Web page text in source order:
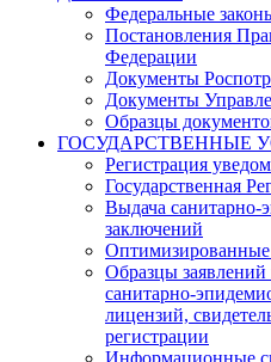
Федеральные
Постановления
Федерации
Документы
Документы
Образцы
ГОСУДАРСТВЕННЫЕ
Регистрация
Государственная
Выдача санитарно-
заключений
Оптимизированные
Образцы
санитарно-
лицензий,
регистрации
Информационные